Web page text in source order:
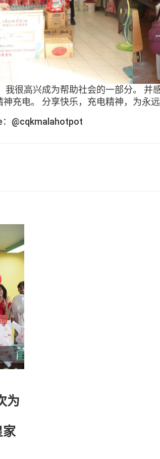
我很高兴成为帮助社会的一部分。
充电。 分享快乐，充电精神，为永
：@cqkmalahotpot
为
家